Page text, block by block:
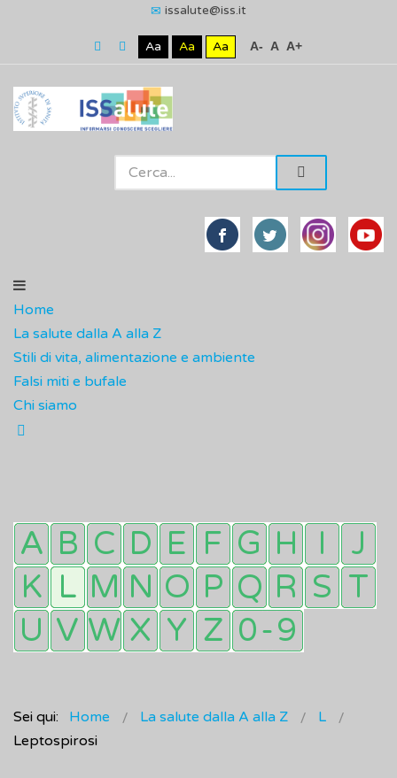
issalute@iss.it
Aa Aa Aa A- A A+
Home
La salute dalla A alla Z
Stili di vita, alimentazione e ambiente
Falsi miti e bufale
Chi siamo
Sei qui: Home La salute dalla A alla Z
L
Leptospirosi